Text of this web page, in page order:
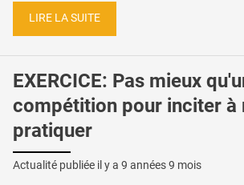
LIRE LA SUITE
EXERCICE: Pas mieux
compétition pour inciter à
pratiquer
Actualité publiée il y a 9 années 9 mois